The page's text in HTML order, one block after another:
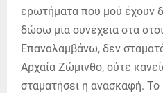
ερωτήματα που μού έχουν
δώσω μία συνέχεια στα
Επαναλαμβάνω, δεν
Αρχαία Ζώμινθο, ούτε
σταματήσει η ανασκαφή. Το